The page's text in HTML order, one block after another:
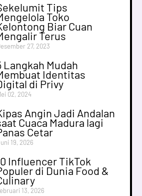
Tips
Toko
Biar Cuan
Terus
27, 2023
Langkah Mudah
Identitas
di Privy
02, 2024
Angin Jadi Andalan
Cuaca Madura lagi
Cetar
19, 2026
Influencer TikTok
di Dunia Food &
13, 2026